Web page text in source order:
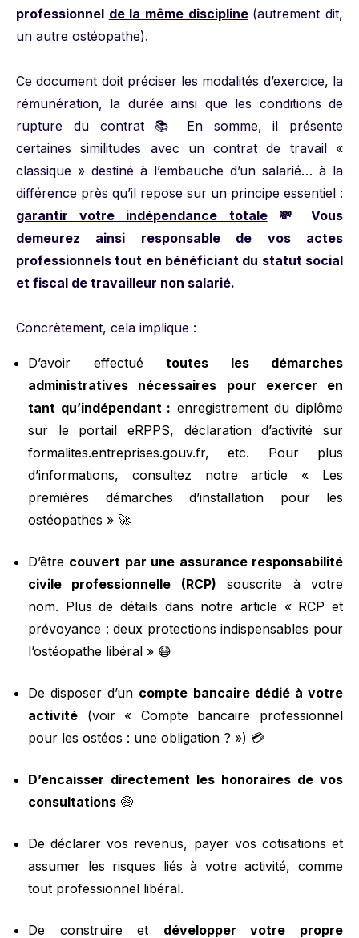
professionnel de la même discipline (autrement dit,
un autre ostéopathe).
Ce document doit préciser les modalités d’exercice, la
rémunération, la durée ainsi que les conditions de
rupture du contrat 📚 En somme, il présente
certaines similitudes avec un contrat de travail «
classique » destiné à l’embauche d’un salarié… à la
différence près qu’il repose sur un principe essentiel :
garantir votre indépendance totale💸 Vous
demeurez ainsi responsable de vos actes
professionnels tout en bénéficiant du statut social
et fiscal de travailleur non salarié.
Concrètement, cela implique :
D’avoir effectué toutes les démarches
administratives nécessaires pour exercer en
tant qu’indépendant : enregistrement du diplôme
sur le portail eRPPS, déclaration d’activité sur
formalites.entreprises.gouv.fr, etc. Pour plus
d’informations, consultez notre article « Les
premières démarches d’installation pour les
ostéopathes » 🚀
D’être couvert par une assurance responsabilité
civile professionnelle (RCP) souscrite à votre
nom. Plus de détails dans notre article « RCP et
prévoyance : deux protections indispensables pour
l’ostéopathe libéral » 😷
De disposer d’un compte bancaire dédié à votre
activité (voir « Compte bancaire professionnel
pour les ostéos : une obligation ? ») 💳
D’encaisser directement les honoraires de vos
consultations 🤑
De déclarer vos revenus, payer vos cotisations et
assumer les risques liés à votre activité, comme
tout professionnel libéral.
De construire et développer votre propre